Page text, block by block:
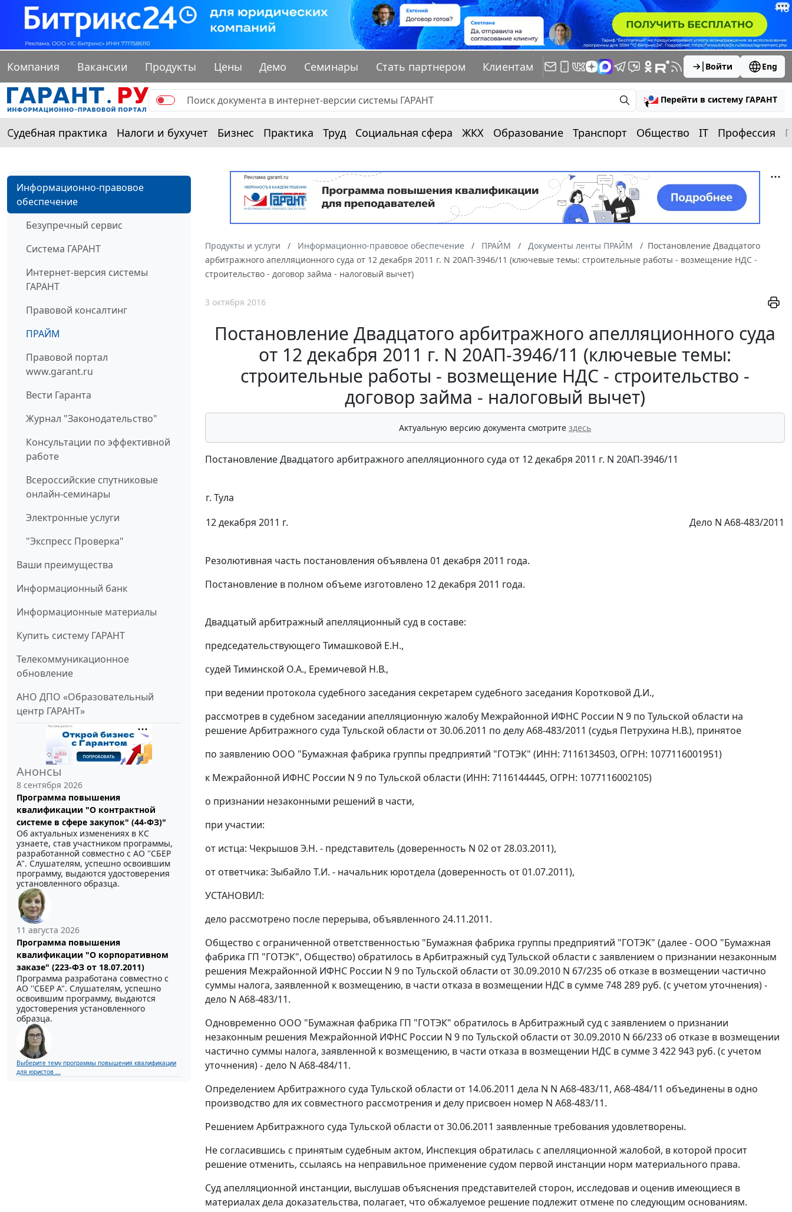
Компания Вакансии Продукты Цены Демо Семинары Стать партнером Клиентам Войти Eng
Перейти в систему ГАРАНТ
Судебная практика Налоги и бухучет Бизнес Практика Труд Социальная сфера ЖКХ Образование Транспорт Общество IT Профессия
Информационно-правовое
обеспечение
Безупречный сервис
Система ГАРАНТ
Интернет-версия системы
ГАРАНТ
Правовой консалтинг
ПРАЙМ
Правовой портал
www.garant.ru
Вести Гаранта
Журнал "Законодательство"
Консультации по эффективной
работе
Всероссийские спутниковые
онлайн-семинары
Электронные услуги
"Экспресс Проверка"
Ваши преимущества
Информационный банк
Информационные материалы
Купить систему ГАРАНТ
Телекоммуникационное
обновление
АНО ДПО «Образовательный
центр ГАРАНТ»
Анонсы
8 сентября 2026
Программа повышения
квалификации "О контрактной
системе в сфере закупок" (44-ФЗ)"
Об актуальных изменениях в КС
узнаете, став участником программы,
разработанной совместно с АО ''СБЕР
А". Слушателям, успешно освоившим
программу, выдаются удостоверения
установленного образца.
11 августа 2026
Программа повышения
квалификации "О корпоративном
заказе" (223-ФЗ от 18.07.2011)
Программа разработана совместно с
АО ''СБЕР А". Слушателям, успешно
освоившим программу, выдаются
удостоверения установленного
образца.
Выберите тему программы повышения квалификации
для юристов ...
Продукты и услуги Информационно-правовое обеспечение ПРАЙМ Документы ленты ПРАЙМ
Постановление Двадцатого
арбитражного апелляционного суда от 12 декабря 2011 г. N 20АП-3946/11 (ключевые темы: строительные работы - возмещение НДС -
строительство - договор займа - налоговый вычет)
3 октября 2016
Постановление Двадцатого арбитражного апелляционного суда
от 12 декабря 2011 г. N 20АП-3946/11 (ключевые темы:
строительные работы - возмещение НДС - строительство -
договор займа - налоговый вычет)
Актуальную версию документа смотрите здесь
Постановление Двадцатого арбитражного апелляционного суда от 12 декабря 2011 г. N 20АП-3946/11
г. Тула
12 декабря 2011 г.
Дело N А68-483/2011
Резолютивная часть постановления объявлена 01 декабря 2011 года.
Постановление в полном объеме изготовлено 12 декабря 2011 года.
Двадцатый арбитражный апелляционный суд в составе:
председательствующего Тимашковой Е.Н.,
судей Тиминской О.А., Еремичевой Н.В.,
при ведении протокола судебного заседания секретарем судебного заседания Коротковой Д.И.,
рассмотрев в судебном заседании апелляционную жалобу Межрайонной ИФНС России N 9 по Тульской области на
решение Арбитражного суда Тульской области от 30.06.2011 по делу А68-483/2011 (судья Петрухина Н.В.), принятое
по заявлению ООО "Бумажная фабрика группы предприятий "ГОТЭК" (ИНН: 7116134503, ОГРН: 1077116001951)
к Межрайонной ИФНС России N 9 по Тульской области (ИНН: 7116144445, ОГРН: 1077116002105)
о признании незаконными решений в части,
при участии:
от истца: Чекрышов Э.Н. - представитель (доверенность N 02 от 28.03.2011),
от ответчика: Зыбайло Т.И. - начальник юротдела (доверенность от 01.07.2011),
УСТАНОВИЛ:
дело рассмотрено после перерыва, объявленного 24.11.2011.
Общество с ограниченной ответственностью "Бумажная фабрика группы предприятий "ГОТЭК" (далее - ООО "Бумажная
фабрика ГП "ГОТЭК", Общество) обратилось в Арбитражный суд Тульской области с заявлением о признании незаконным
решения Межрайонной ИФНС России N 9 по Тульской области от 30.09.2010 N 67/235 об отказе в возмещении частично
суммы налога, заявленной к возмещению, в части отказа в возмещении НДС в сумме 748 289 руб. (с учетом уточнения) -
дело N А68-483/11.
Одновременно ООО "Бумажная фабрика ГП "ГОТЭК" обратилось в Арбитражный суд с заявлением о признании
незаконным решения Межрайонной ИФНС России N 9 по Тульской области от 30.09.2010 N 66/233 об отказе в возмещении
частично суммы налога, заявленной к возмещению, в части отказа в возмещении НДС в сумме 3 422 943 руб. (с учетом
уточнения) - дело N А68-484/11.
Определением Арбитражного суда Тульской области от 14.06.2011 дела N N А68-483/11, А68-484/11 объединены в одно
производство для их совместного рассмотрения и делу присвоен номер N А68-483/11.
Решением Арбитражного суда Тульской области от 30.06.2011 заявленные требования удовлетворены.
Не согласившись с принятым судебным актом, Инспекция обратилась с апелляционной жалобой, в которой просит
решение отменить, ссылаясь на неправильное применение судом первой инстанции норм материального права.
Суд апелляционной инстанции, выслушав объяснения представителей сторон, исследовав и оценив имеющиеся в
материалах дела доказательства, полагает, что обжалуемое решение подлежит отмене по следующим основаниям.